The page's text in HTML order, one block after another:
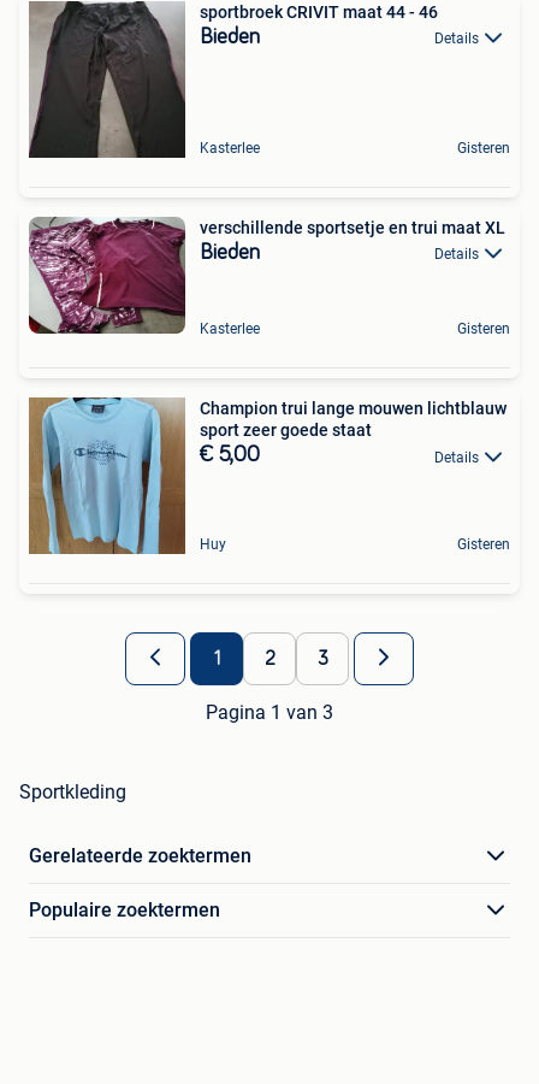
sportbroek CRIVIT maat 44 - 46
Bieden Details
Kasterlee Gisteren
verschillende sportsetje en trui maat XL
Bieden Details
Kasterlee Gisteren
Champion trui lange mouwen lichtblauw
sport zeer goede staat
€ 5,00 Details
Huy Gisteren
1 2 3
Pagina 1 van 3
Sportkleding
Gerelateerde zoektermen
Populaire zoektermen